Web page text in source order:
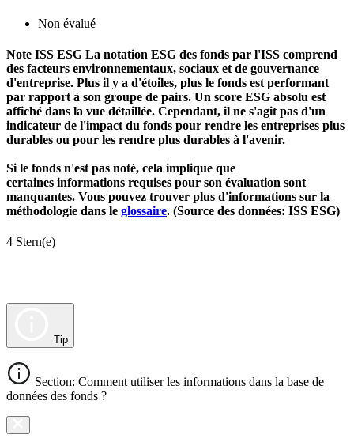
Non évalué
Note ISS ESG La notation ESG des fonds par l'ISS comprend
des facteurs environnementaux, sociaux et de gouvernance
d'entreprise. Plus il y a d'étoiles, plus le fonds est performant
par rapport à son groupe de pairs. Un score ESG absolu est
affiché dans la vue détaillée. Cependant, il ne s'agit pas d'un
indicateur de l'impact du fonds pour rendre les entreprises plus
durables ou pour les rendre plus durables à l'avenir.
Si le fonds n'est pas noté, cela implique que
certaines informations requises pour son évaluation sont
manquantes. Vous pouvez trouver plus d'informations sur la
méthodologie dans le glossaire. (Source des données: ISS ESG)
4 Stern(e)
Tip
Section: Comment utiliser les informations dans la base de
données des fonds ?